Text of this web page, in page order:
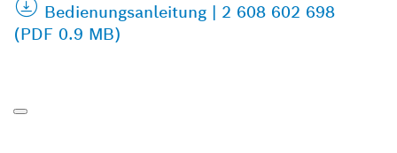
Bedienungsanleitung | 2 608 602 698
(PDF 0.9 MB)